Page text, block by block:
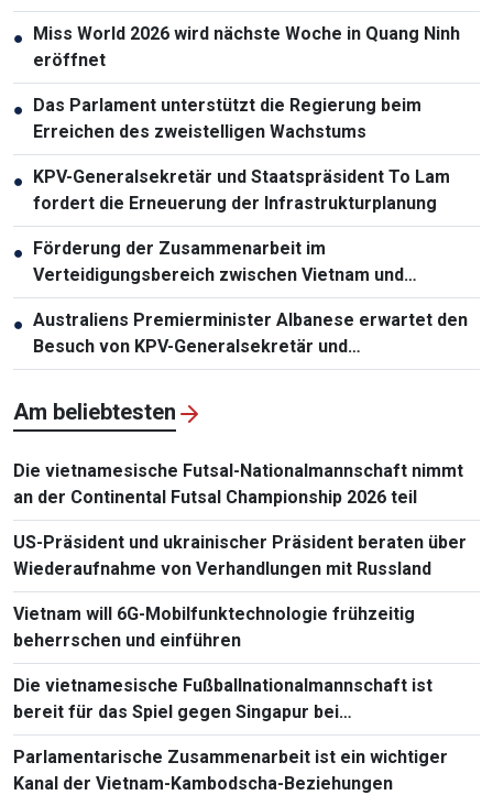
● Miss World 2026 wird nächste Woche in Quang Ninh
eröffnet
● Das Parlament unterstützt die Regierung beim
Erreichen des zweistelligen Wachstums
● KPV-Generalsekretär und Staatspräsident To Lam
fordert die Erneuerung der Infrastrukturplanung
● Förderung der Zusammenarbeit im
Verteidigungsbereich zwischen Vietnam und
Malaysia
● Australiens Premierminister Albanese erwartet den
Besuch von KPV-Generalsekretär und
Staatspräsident To Lam
Am beliebtesten
Die vietnamesische Futsal-Nationalmannschaft nimmt
an der Continental Futsal Championship 2026 teil
US-Präsident und ukrainischer Präsident beraten über
Wiederaufnahme von Verhandlungen mit Russland
Vietnam will 6G-Mobilfunktechnologie frühzeitig
beherrschen und einführen
Die vietnamesische Fußballnationalmannschaft ist
bereit für das Spiel gegen Singapur bei
Südostasienmeisterschaft 2026
Parlamentarische Zusammenarbeit ist ein wichtiger
Kanal der Vietnam-Kambodscha-Beziehungen